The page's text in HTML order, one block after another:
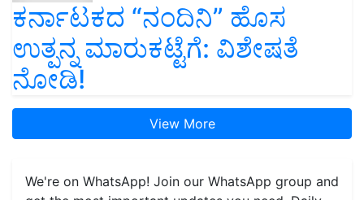
ಕರ್ನಾಟಕದ “ನಂದಿನಿ” ಹೊಸ
ಉತ್ಪನ್ನ ಮಾರುಕಟ್ಟೆಗೆ: ವಿಶೇಷತೆ
ನೋಡಿ!
View More
We're on WhatsApp! Join our WhatsApp group and